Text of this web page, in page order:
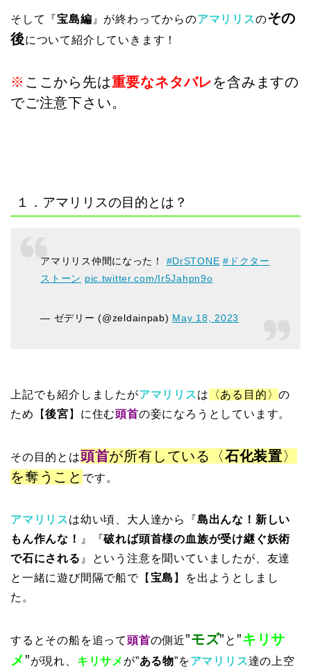
そして『宝島編 』が終わってからのアマリリスのその
後について紹介していきます！
※ ここから先は重要なネタバレを含みますの
でご注意下さい。
１．アマリリスの目的とは？
アマリリス仲間になった！ #DrSTONE #ドクター
ストーン pic.twitter.com/Ir5Jahpn9o
— ゼデリー (@zeldainpab) May 18, 2023
上記でも紹介しましたがアマリリスは 〈ある目的〉の
ため【後宮 】に住む頭首の妾になろうとしています。
その目的とは頭首が所有している〈石化装置〉
を奪うこと です。
アマリリスは幼い頃、大人達から『島出んな！新しい
もん作んな！
』『破れば頭首様の血族が受け継ぐ妖術
で石にされる 』という注意を聞いていましたが、友達
と一緒に遊び間隔で船で【 宝島 】を出ようとしまし
た。
するとその船を追って頭首の側近”モズ” と ”キリサ
メ”が現れ、 キリサメ が”ある物”をアマリリス達の上空